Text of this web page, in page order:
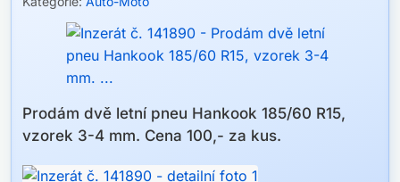
Prodám dvě letní pneu Hankook 185/60 R15,
vzorek 3-4 mm. Cena 100,- za kus.